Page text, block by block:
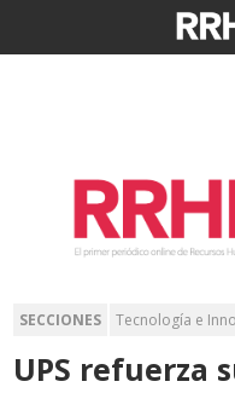
SECCIONES Tecnología e
UPS refuerza